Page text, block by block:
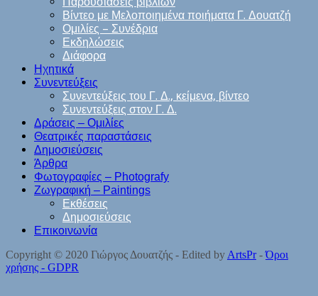
Βίντεο με Μελοποιημένα ποιήματα Γ. Δουατζή
Ομιλίες – Συνέδρια
Εκδηλώσεις
Διάφορα
Ηχητικά
Συνεντεύξεις
Συνεντεύξεις του Γ. Δ., κείμενα, βίντεο
Συνεντεύξεις στον Γ. Δ.
Δράσεις – Ομιλίες
Θεατρικές παραστάσεις
Δημοσιεύσεις
Άρθρα
Φωτογραφίες – Photografy
Ζωγραφική – Paintings
Εκθέσεις
Δημοσιεύσεις
Επικοινωνία
Copyright © 2020 Γιώργος Δουατζής - Edited byArtsPr-Όροι
χρήσης - GDPR